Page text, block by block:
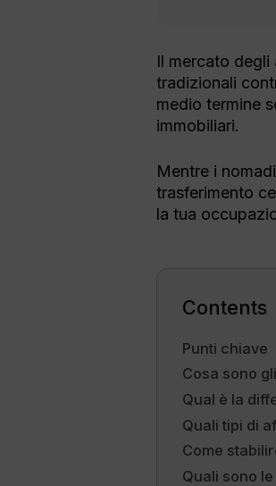
Il mercato
tradizionali
medio termine
immobiliari.
Mentre i
trasferimento
la tua
Contents
Punti chiave
Cosa sono
Qual è la
Quali tipi di
Come
Quali sono